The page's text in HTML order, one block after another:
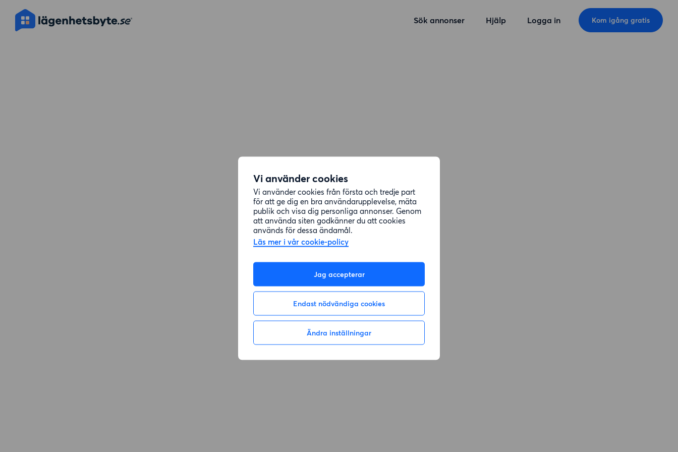
Vi använder cookies
Vi använder cookies från första och tredje part
för att ge dig en bra användarupplevelse, mäta
publik och visa dig personliga annonser. Genom
att använda siten godkänner du att cookies
används för dessa ändamål.
Läs mer i vår cookie-policy
Jag accepterar
Endast nödvändiga cookies
Ändra inställningar
Sök annonser Hjälp Logga in Kom igång gratis